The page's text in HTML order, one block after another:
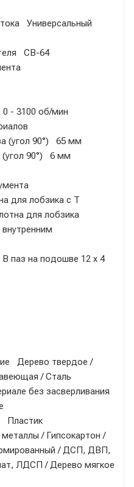
Универсальный
CB-64
- 3100 об/мин
(угол 90°) 65 мм
(угол 90°) 6 мм
для лобзика с Т
для лобзика
паз на подошве 12 х 4
Дерево твердое /
/ Сталь
без засверливания
Пластик
/ Гипсокартон /
/ ДСП, ДВП,
ЛДСП / Дерево мягкое